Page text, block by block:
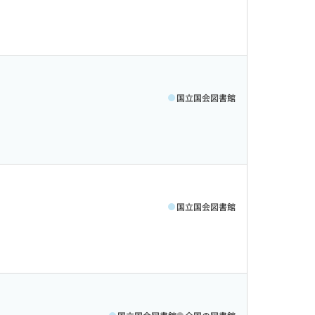
国立国会図書館
国立国会図書館